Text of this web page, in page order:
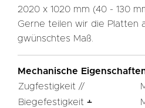
2020 x 1020 mm (40 - 130
Gerne teilen wir die Platten
gwünschtes Maß.
Mechanische
Zugfestigkeit //
Biegefestigkeit ﬩